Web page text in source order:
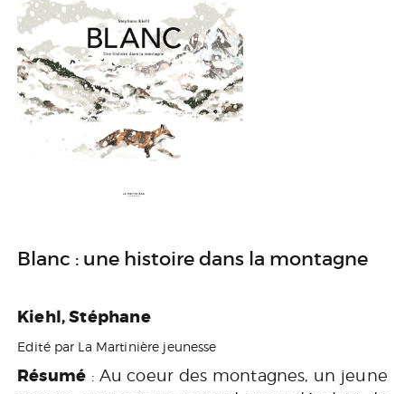
Blanc : une histoire dans la montagne
Kiehl, Stéphane
Edité par La Martinière jeunesse
Résumé : Au coeur des montagnes, un jeune